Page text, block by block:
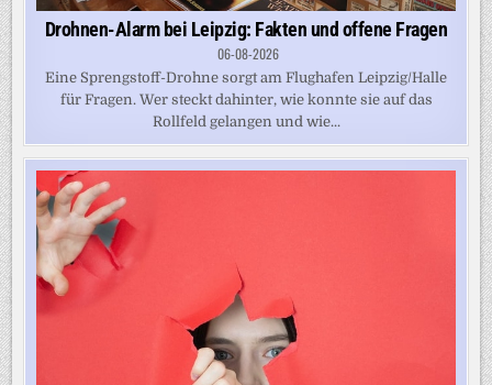
Drohnen-Alarm bei Leipzig: Fakten und offene Fragen
06-08-2026
Eine Sprengstoff-Drohne sorgt am Flughafen Leipzig/Halle
für Fragen. Wer steckt dahinter, wie konnte sie auf das
Rollfeld gelangen und wie...